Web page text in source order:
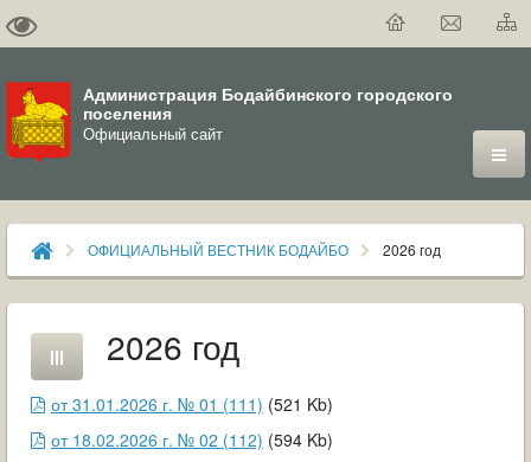
Администрация Бодайбинского городского
поселения
Официальный сайт
ГОРОД
ДУМА
ВЛАСТЬ
ДОКУМЕНТЫ
ОФИЦИАЛЬНЫЙ ВЕСТНИК БОДАЙБО
ОФИЦИАЛЬНЫЙ ВЕСТНИК БОДАЙБО 2026 год
2026 год
от 31.01.2026 г. № 01 (111) (521 Kb)
от 18.02.2026 г. № 02 (112) (594 Kb)